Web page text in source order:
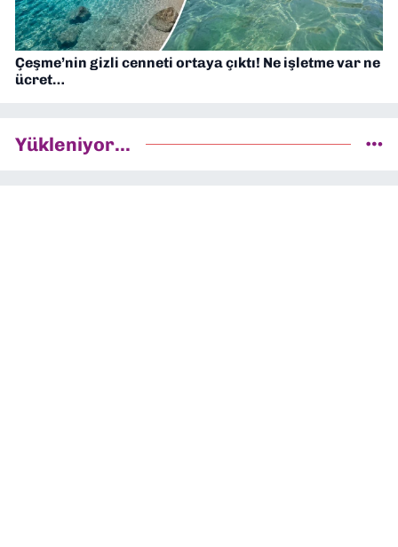
Çeşme’nin gizli cenneti ortaya çıktı! Ne işletme var ne
ücret…
Yükleniyor...